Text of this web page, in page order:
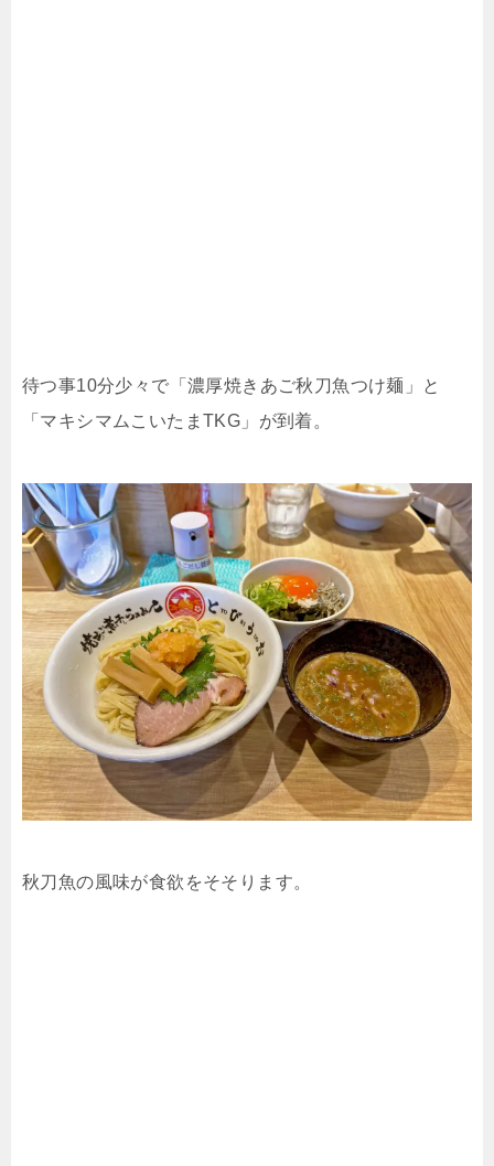
待つ事10分少々で 「濃厚焼きあご秋刀魚つけ麺」と
「マキシマムこいたまTKG」が到着。
秋刀魚の風味が食欲をそそります。